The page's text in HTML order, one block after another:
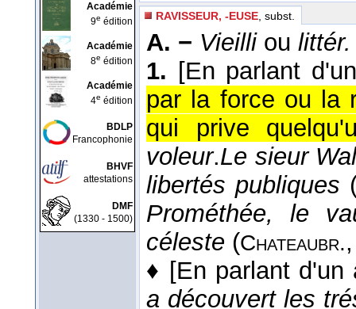
Académie
9e édition
Académie
8e édition
Académie
4e édition
BDLP
Francophonie
BHVF
attestations
DMF
(1330 - 1500)
RAVISSEUR, -EUSE , subst.
A. − Vieilliou littér.
1. [En parlant
par la force ou la
qui prive
voleur.Le sieur
libertés publiques
Prométhée, le
céleste (Chateaubr.
♦ [En parlant d'un
a découvert les